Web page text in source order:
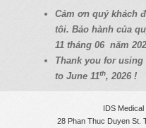
Cảmơn quý khách
tôi. Bảo hành của
11 tháng 06 năm
Thank you for
to June 11th, 2026 !
IDS Medical
28 Phan Thuc Duyen St.